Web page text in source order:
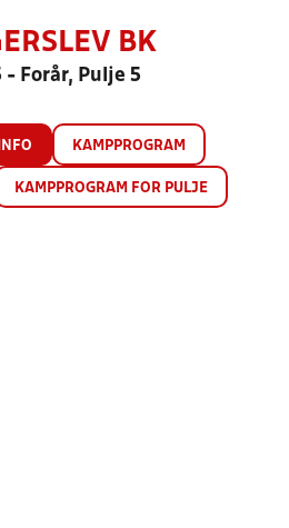
BK
- Forår, Pulje 5
INFO KAMPPROGRAM
KAMPPROGRAM FOR PULJE